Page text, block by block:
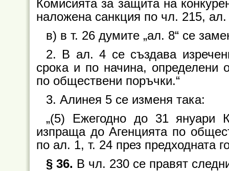
Комисията за защита на
наложена санкция по чл. 215, ал.
в) в т. 26 думите „ал. 8“ се
2. В ал. 4 се създава
срока и по начина, определени
по обществени поръчки.“
3. Алинея 5 се изменя така:
„(5) Ежегодно до 31 януари
изпраща до Агенцията по
по ал. 1, т. 24 през предходната
§ 36. В чл. 230 се правят